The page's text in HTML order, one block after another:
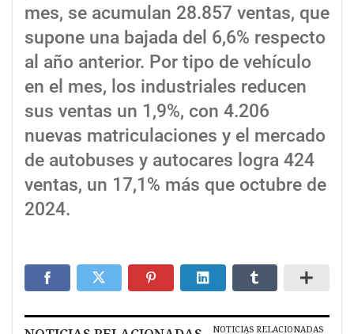
mes, se acumulan 28.857 ventas, que
supone una bajada del 6,6% respecto
al año anterior. Por tipo de vehículo
en el mes, los industriales reducen
sus ventas un 1,9%, con 4.206
nuevas matriculaciones y el mercado
de autobuses y autocares logra 424
ventas, un 17,1% más que octubre de
2024.
NOTICIAS RELACIONADAS